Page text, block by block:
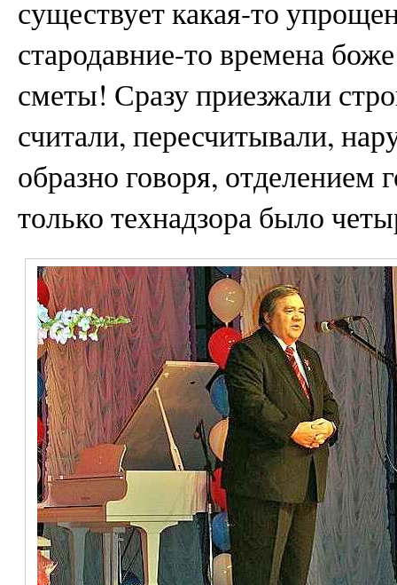
существует какая-то
стародавние-то времена
сметы! Сразу приезжали
считали, пересчитывали,
образно говоря,
только технадзора было